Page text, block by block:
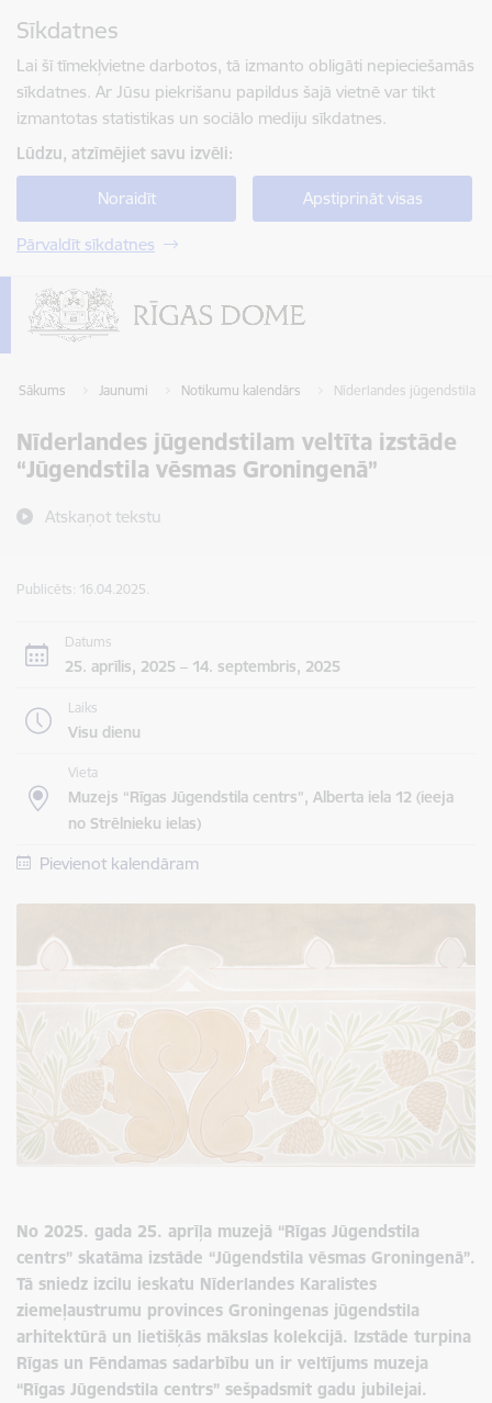
Sīkdatnes
Lai šī tīmekļvietne darbotos, tā izmanto obligāti nepieciešamās
sīkdatnes. Ar Jūsu piekrišanu papildus šajā vietnē var tikt
izmantotas statistikas un sociālo mediju sīkdatnes.
Lūdzu, atzīmējiet savu izvēli:
Noraidīt Apstiprināt visas
Pārvaldīt sīkdatnes
Sākums Jaunumi Notikumu kalendārs Nīderlandes jūgendstilam
Nīderlandes jūgendstilam veltīta izstāde
“Jūgendstila vēsmas Groningenā”
Atskaņot tekstu
Publicēts: 16.04.2025.
Datums
25. aprīlis, 2025 – 14. septembris, 2025
Laiks
Visu dienu
Vieta
Muzejs “Rīgas Jūgendstila centrs”, Alberta iela 12 (ieeja
no Strēlnieku ielas)
Pievienot kalendāram
No 2025. gada 25. aprīļa muzejā “Rīgas Jūgendstila
centrs” skatāma izstāde “Jūgendstila vēsmas Groningenā”.
Tā sniedz izcilu ieskatu Nīderlandes Karalistes
ziemeļaustrumu provinces Groningenas jūgendstila
arhitektūrā un lietišķās mākslas kolekcijā. Izstāde turpina
Rīgas un Fēndamas sadarbību un ir veltījums muzeja
“Rīgas Jūgendstila centrs” sešpadsmit gadu jubilejai.